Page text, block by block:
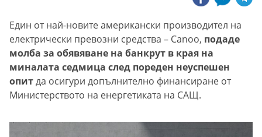
Един от най-новите американски производител на
електрически превозни средства – Canoo, подаде
молба за обявяване на банкрут в края на
миналата седмица след пореден неуспешен
опитда осигури допълнително финансиране от
Министерството на енергетиката на САЩ.